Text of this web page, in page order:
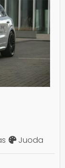
Juoda